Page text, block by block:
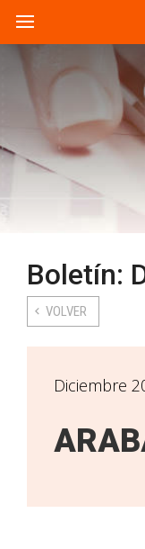
Boletín:
VOLVER
Diciembre